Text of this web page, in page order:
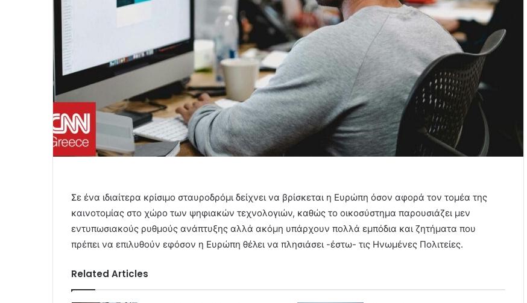
Σε ένα ιδιαίτερα κρίσιμο σταυροδρόμι δείχνει να βρίσκεται η Ευρώπη όσον αφορά τον τομέα της
καινοτομίας στο χώρο των ψηφιακών τεχνολογιών, καθώς το οικοσύστημα παρουσιάζει μεν
εντυπωσιακούς ρυθμούς ανάπτυξης αλλά ακόμη υπάρχουν πολλά εμπόδια και ζητήματα που
πρέπει να επιλυθούν εφόσον η Ευρώπη θέλει να πλησιάσει -έστω- τις Ηνωμένες Πολιτείες.
Related Articles